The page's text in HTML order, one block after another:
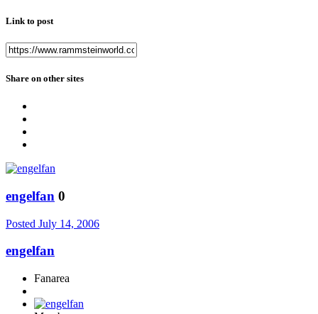
Link to post
Share on other sites
engelfan 0
Posted July 14, 2006
engelfan
Fanarea